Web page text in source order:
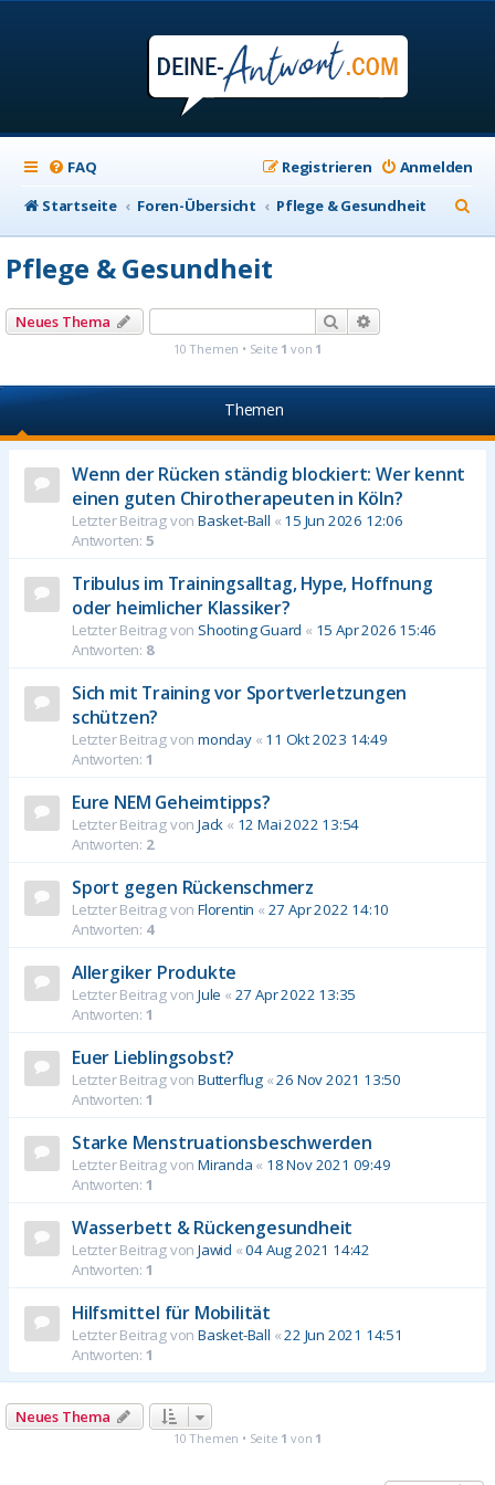
FAQ Anmelden
Registrieren
Startseite
Foren-Übersicht Pflege & Gesundheit
u
Pflege & Gesundheit
Neues Thema Suche
10 Themen • Seite 1 von 1
Themen
Wenn der Rücken ständig blockiert: Wer kennt
einen guten Chirotherapeuten in Köln?
Letzter Beitrag von Basket-Ball « 15 Jun 2026 12:06
Antworten: 5
Tribulus im Trainingsalltag, Hype, Hoffnung
oder heimlicher Klassiker?
Letzter Beitrag von Shooting Guard « 15 Apr 2026 15:46
Antworten: 8
Sich mit Training vor Sportverletzungen
schützen?
Letzter Beitrag von monday« 11 Okt 2023 14:49
Antworten: 1
Eure NEM Geheimtipps?
Letzter Beitrag von Jack « 12 Mai 2022 13:54
Antworten: 2
Sport gegen Rückenschmerz
Letzter Beitrag von Florentin « 27 Apr 2022 14:10
Antworten: 4
Allergiker Produkte
Letzter Beitrag von Jule « 27 Apr 2022 13:35
Antworten: 1
Euer Lieblingsobst?
Letzter Beitrag von Butterflug «26 Nov 2021 13:50
Antworten: 1
Starke Menstruationsbeschwerden
Letzter Beitrag von Miranda « 18 Nov 2021 09:49
Antworten: 1
Wasserbett & Rückengesundheit
Letzter Beitrag von Jawid «04 Aug 2021 14:42
Antworten: 1
Hilfsmittel für Mobilität
Letzter Beitrag von Basket-Ball «22 Jun 2021 14:51
Antworten: 1
Neues Thema
10 Themen • Seite 1 von 1